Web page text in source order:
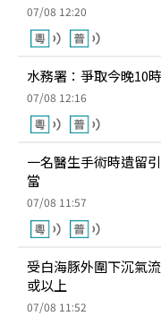
07/08 12:20
水務署：爭取今晚10
07/08 12:16
一名醫生手術時遺留
當
07/08 11:57
受白海豚外圍下沉氣
或以上
07/08 11:52